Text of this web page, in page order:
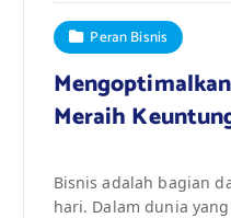
Peran Bisnis
Meraih
Bisnis adalah bagian
hari. Dalam dunia